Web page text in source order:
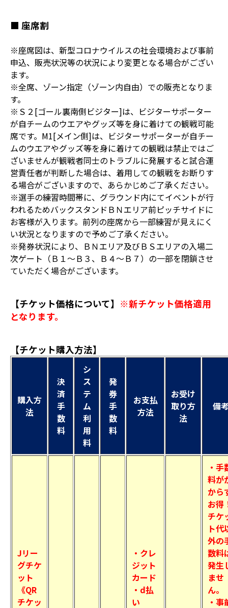
■ 座席割
※座席図は、新型コロナウイルスの社会環境および事前
申込、販売状況等の状況により変更となる場合がござい
ます。
※全席、ゾーン指定（ゾーン内自由）での販売となりま
す。
※Ｓ２[ゴール裏南側ビジター]は、ビジターサポーター
が自チームのウエアやグッズ等を身に着けての観戦可能
席です。M1[メイン側]は、ビジターサポーターが自チー
ムのウエアやグッズ等を身に着けての観戦は禁止ではご
ざいませんが観戦者同士のトラブルに発展すると試合運
営責任者が判断した場合は、着用しての観戦をお断りす
る場合がございますので、あらかじめご了承ください。
※選手の練習時間帯に、グラウンド内にてイベントが行
われるためバックスタンドＢＮエリア前ピッチサイドに
お客様が入ります。前列の座席から一部練習が見えにく
い状況となりますので予めご了承ください。
※発券状況により、ＢＮエリア及びＢＳエリアの入場二
次ゲート（Ｂ１～Ｂ３、Ｂ４～Ｂ７）の一部を閉鎖させ
ていただく場合がございます。
【チケット価格について】 ※新チケット価格適用
となります。
【チケット購入方法】
購入方
法
決
済
手
数
料
シ
ス
テ
ム
利
用
料
発
券
手
数
料
お支払
方法
お受け
取り方
法
備
Jリー
グチケ
ット
《QR
チケッ
・クレ
ジット
カード
・d払
い
・手
料が
から
お得
チケ
ト代
外の
数料
発生
ませ
ん。
・事